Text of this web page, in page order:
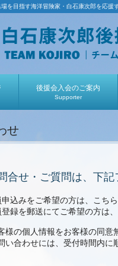
を目指す海洋冒険家・白石康次郎を応援
後援会入会のご案内
Supporter
せ
合せ・ご質問は、下記
込みをご希望の方は、こち
録を郵送にてご希望の方は
様の個人情報をお客様の同意
い合わせには、受付時間内に